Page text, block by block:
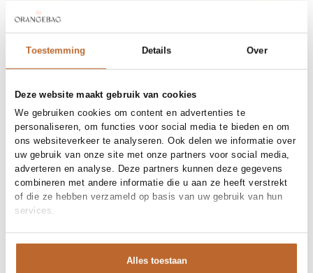
Toestemming Details Over
Deze website maakt gebruik van cookies
We gebruiken cookies om content en advertenties te
personaliseren, om functies voor social media te bieden en om
ons websiteverkeer te analyseren. Ook delen we informatie over
uw gebruik van onze site met onze partners voor social media,
adverteren en analyse. Deze partners kunnen deze gegevens
combineren met andere informatie die u aan ze heeft verstrekt
of die ze hebben verzameld op basis van uw gebruik van hun
services.
Alles toestaan
Bekijk meer outfits van Dané
Gratis bezorging vanaf €99
Materiaal en verzorging
Fabric
Fabric:
Materiaal
Katoen
Reiniging
Maat en pasvorm
Pasvorm
Losvallend
Productdetails
Johny